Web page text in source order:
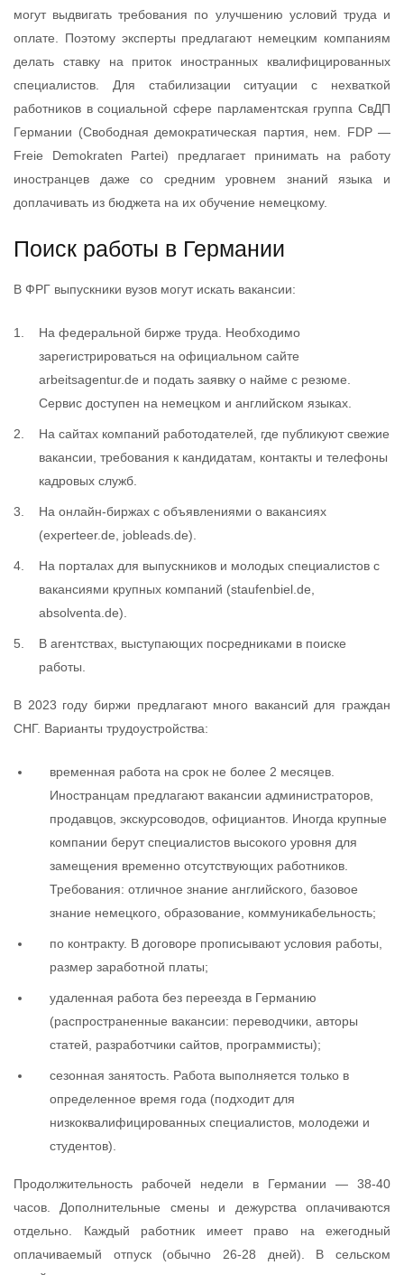
могут выдвигать требования по улучшению условий труда и
оплате. Поэтому эксперты предлагают немецким компаниям
делать ставку на приток иностранных квалифицированных
специалистов. Для стабилизации ситуации с нехваткой
работников в социальной сфере парламентская группа СвДП
Германии (Свободная демократическая партия, нем. FDP —
Freie Demokraten Partei) предлагает принимать на работу
иностранцев даже со средним уровнем знаний языка и
доплачивать из бюджета на их обучение немецкому.
Поиск работы в Германии
В ФРГ выпускники вузов могут искать вакансии:
На федеральной бирже труда. Необходимо
зарегистрироваться на официальном сайте
arbeitsagentur.de и подать заявку о найме с резюме.
Сервис доступен на немецком и английском языках.
На сайтах компаний работодателей, где публикуют свежие
вакансии, требования к кандидатам, контакты и телефоны
кадровых служб.
На онлайн-биржах с объявлениями о вакансиях
(experteer.de, jobleads.de).
На порталах для выпускников и молодых специалистов с
вакансиями крупных компаний (staufenbiel.de,
absolventa.de).
В агентствах, выступающих посредниками в поиске
работы.
В 2023 году биржи предлагают много вакансий для граждан
СНГ. Варианты трудоустройства:
временная работа на срок не более 2 месяцев.
Иностранцам предлагают вакансии администраторов,
продавцов, экскурсоводов, официантов. Иногда крупные
компании берут специалистов высокого уровня для
замещения временно отсутствующих работников.
Требования: отличное знание английского, базовое
знание немецкого, образование, коммуникабельность;
по контракту. В договоре прописывают условия работы,
размер заработной платы;
удаленная работа без переезда в Германию
(распространенные вакансии: переводчики, авторы
статей, разработчики сайтов, программисты);
сезонная занятость. Работа выполняется только в
определенное время года (подходит для
низкоквалифицированных специалистов, молодежи и
студентов).
Продолжительность рабочей недели в Германии — 38-40
часов. Дополнительные смены и дежурства оплачиваются
отдельно. Каждый работник имеет право на ежегодный
оплачиваемый отпуск (обычно 26-28 дней). В сельском